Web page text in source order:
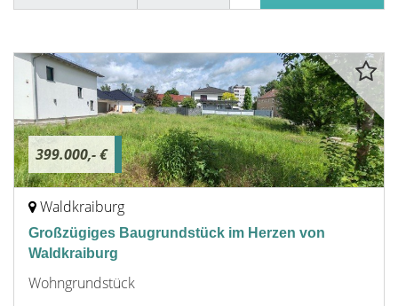
399.000,- €
Waldkraiburg
Großzügiges Baugrundstück im Herzen von
Waldkraiburg
Wohngrundstück